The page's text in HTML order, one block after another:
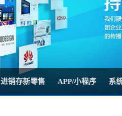
微信分销
三级分销直销系统
网站SEO优化
移动APP开发
网站托管代运营
招贤纳
联系我
公司公
进销存新零售 APP/小程序 系